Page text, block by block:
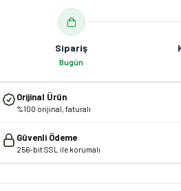
Sipariş
Bugün
Orijinal Ürün
%100 orijinal, faturalı
Güvenli Ödeme
256-bit SSL ile korumalı